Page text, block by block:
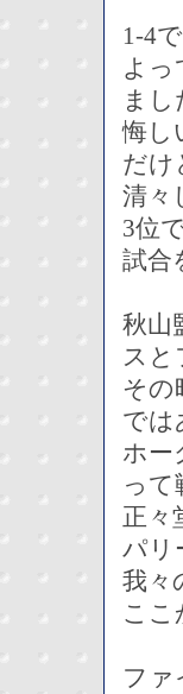
1-4
よっ
まし
悔し
だけ
清々
3位
試合
秋山
スと
その
では
ホー
って
正々
パリ
我々
ここ
ファ